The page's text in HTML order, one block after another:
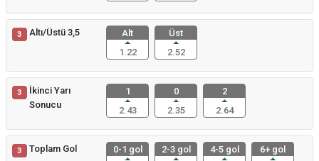
3 Altı/Üstü 3,5
Alt
1.22
Üst
2.52
3
İkinci Yarı
Sonucu
1
2.43
0
2.35
2
2.64
3 Toplam Gol
0-1 gol
2-3 gol
4-5 gol
6+ gol